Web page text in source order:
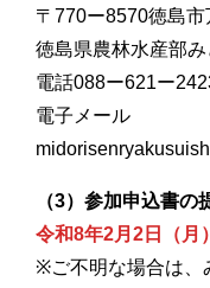
〒770ー8570徳島
徳島県農林水産部
電話088ー621ー
電子メール
（3）参加申込書の
令和8年2月2日（月
※ご不明な場合は、